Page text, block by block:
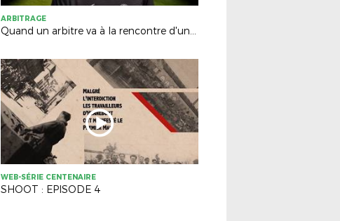
ARBITRAGE
Quand un arbitre va à la rencontre d'un club...
WEB-SÉRIE CENTENAIRE
SHOOT : EPISODE 4